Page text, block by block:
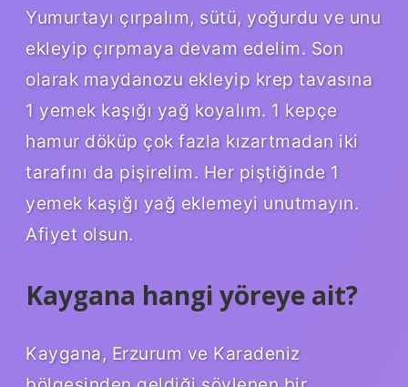
Yumurtayı çırpalım, sütü, yoğurdu ve unu
ekleyip çırpmaya devam edelim. Son
olarak maydanozu ekleyip krep tavasına
1 yemek kaşığı yağ koyalım. 1 kepçe
hamur döküp çok fazla kızartmadan iki
tarafını da pişirelim. Her piştiğinde 1
yemek kaşığı yağ eklemeyi unutmayın.
Afiyet olsun.
Kaygana hangi yöreye ait?
Kaygana, Erzurum ve Karadeniz